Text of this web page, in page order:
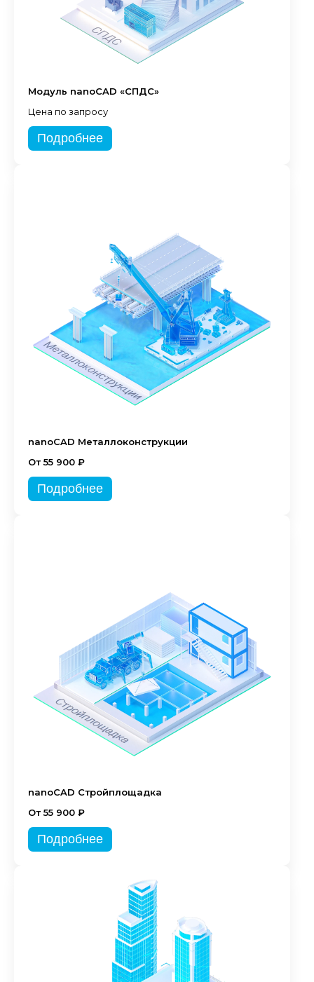
Модуль nanoCAD «СПДС»
Цена по запросу
Подробнее
nanoCAD Металлоконструкции
От 55 900 ₽
Подробнее
nanoCAD Стройплощадка
От 55 900 ₽
Подробнее